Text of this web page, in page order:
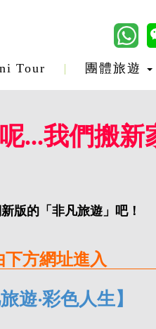
Tour 團體旅遊
...我們搬
版的「非凡旅遊」吧！
下方網址進入
遊‧彩色人生】